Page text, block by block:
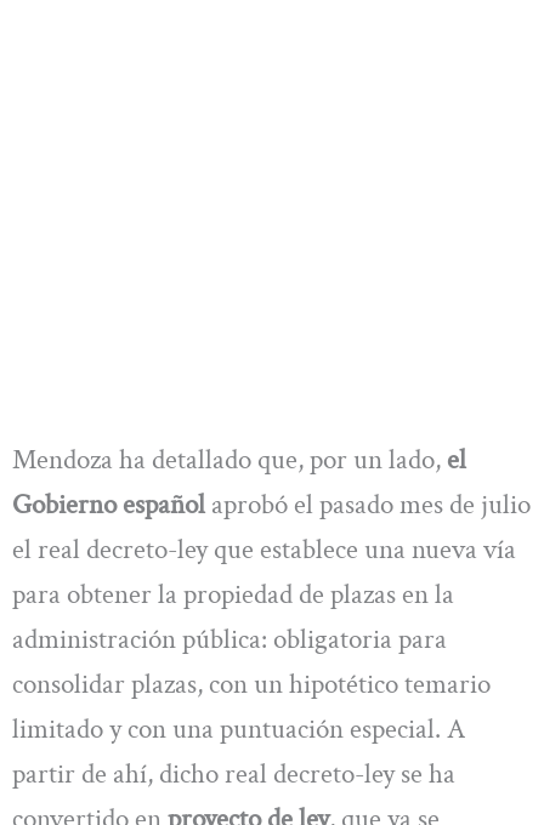
Mendoza ha detallado que, por un lado, el
Gobierno español aprobó el pasado mes de julio
el real decreto-ley que establece una nueva vía
para obtener la propiedad de plazas en la
administración pública: obligatoria para
consolidar plazas, con un hipotético temario
limitado y con una puntuación especial. A
partir de ahí, dicho real decreto-ley se ha